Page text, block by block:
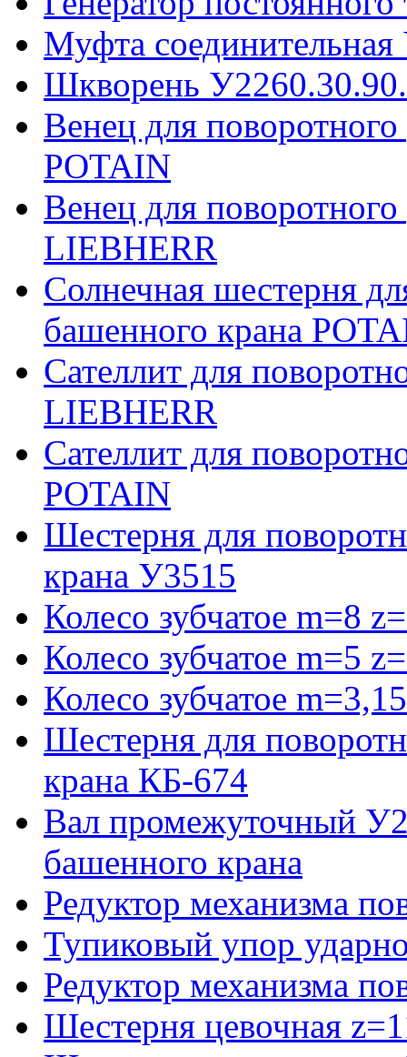
Муфта соединительная
Шкворень
Венец для
POTAIN
Венец для
LIEBHERR
Солнечная шестерня
башенного крана
Сателлит для
LIEBHERR
Сателлит для
POTAIN
Шестерня для
крана У3515
Колесо зубчатое m=8
Колесо зубчатое m=5
Колесо зубчатое
Шестерня для
крана КБ-674
Вал промежуточный
башенного крана
Редуктор механизма
Тупиковый упор
Редуктор механизма
Шестерня цевочная